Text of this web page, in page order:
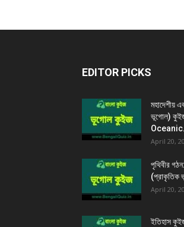
EDITOR PICKS
মহাদেশীয়
ভূগোল)
April 20,
পৃথিবীর
April 20,
ইতিহাস